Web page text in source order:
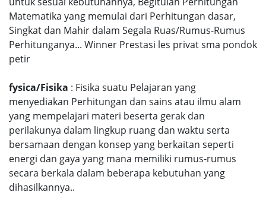
Matematika yang memulai dari Perhitungan dasar,
Singkat dan Mahir dalam Segala Ruas/Rumus-Rumus
Perhitunganya... Winner Prestasi les privat sma pondok
petir
fysica/Fisika : Fisika suatu Pelajaran yang
menyediakan Perhitungan dan sains atau ilmu alam
yang mempelajari materi beserta gerak dan
perilakunya dalam lingkup ruang dan waktu serta
bersamaan dengan konsep yang berkaitan seperti
energi dan gaya yang mana memiliki rumus-rumus
secara berkala dalam beberapa kebutuhan yang
dihasilkannya..